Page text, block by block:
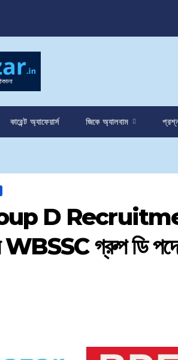
কারেন্ট অ্যাফেয়ার্স জিকে অ্যালবাম
D Recruitment
গ্রুপ ডি পদে